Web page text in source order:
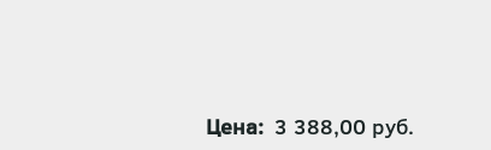
Цена 3 388,00 руб.